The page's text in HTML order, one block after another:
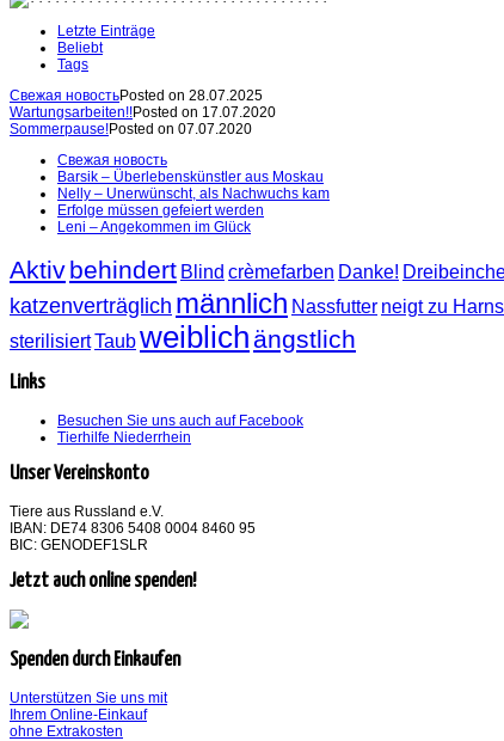
Letzte Einträge
Beliebt
Tags
Свежая новостьPosted on 28.07.2025
Wartungsarbeiten!!Posted on 17.07.2020
Sommerpause!Posted on 07.07.2020
Свежая новость
Barsik – Überlebenskünstler aus Moskau
Nelly – Unerwünscht, als Nachwuchs kam
Erfolge müssen gefeiert werden
Leni – Angekommen im Glück
Aktivbehindert Blind crèmefarben Danke!
katzenverträglich männlich Nassfutter neigt zu
sterilisiertTaubweiblich ängstlich
Links
Besuchen Sie uns auch auf Facebook
Tierhilfe Niederrhein
Unser Vereinskonto
Tiere aus Russland e.V.
IBAN: DE74 8306 5408 0004 8460 95
BIC: GENODEF1SLR
Jetzt auch online spenden!
Spenden durch Einkaufen
Unterstützen Sie uns mit
Ihrem Online-Einkauf
ohne Extrakosten